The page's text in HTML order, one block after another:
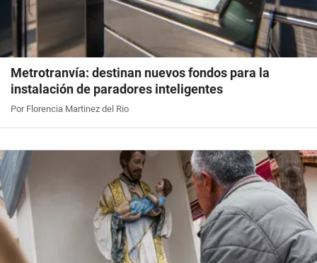
Metrotranvía: destinan nuevos fondos para la
instalación de paradores inteligentes
Por Florencia Martinez del Rio